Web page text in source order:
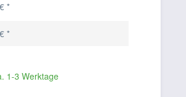
*
*
1-3 Werktage